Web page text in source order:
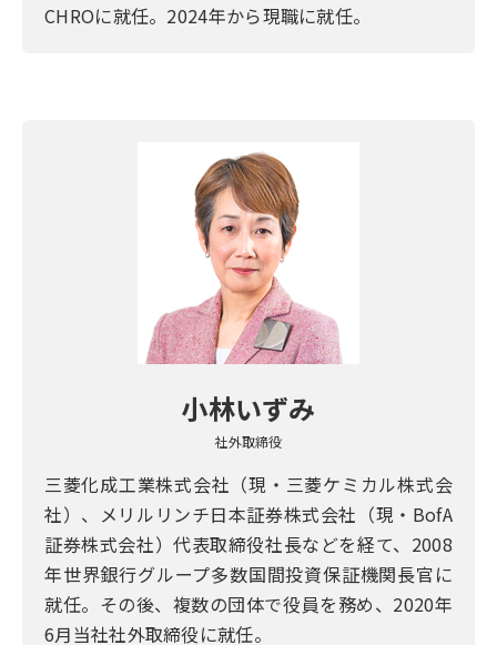
CHROに就任。2024年から現職に就任。
小林いずみ
社外取締役
三菱化成工業株式会社（現・三菱ケミカル株式会
社）、メリルリンチ日本証券株式会社（現・BofA
証券株式会社）代表取締役社長などを経て、2008
年世界銀行グループ多数国間投資保証機関長官に
就任。その後、複数の団体で役員を務め、2020年
6月当社社外取締役に就任。